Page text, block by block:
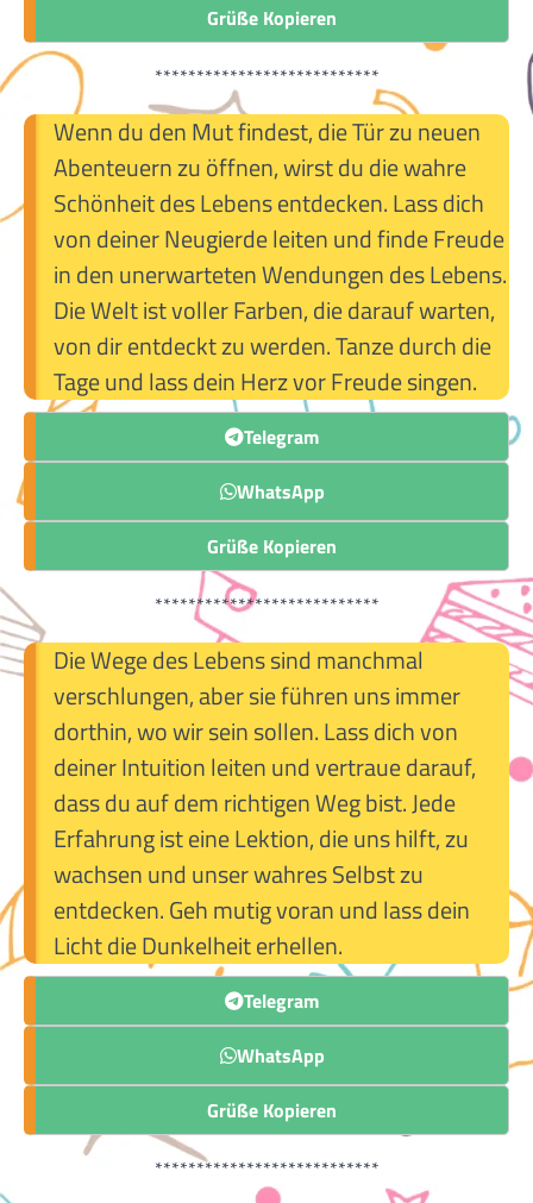
Grüße Kopieren
***************************
Wenn du den Mut findest, die Tür zu neuen
Abenteuern zu öffnen, wirst du die wahre
Schönheit des Lebens entdecken. Lass dich
von deiner Neugierde leiten und finde Freude
in den unerwarteten Wendungen des Lebens.
Die Welt ist voller Farben, die darauf warten,
von dir entdeckt zu werden. Tanze durch die
Tage und lass dein Herz vor Freude singen.
Telegram
WhatsApp
Grüße Kopieren
***************************
Die Wege des Lebens sind manchmal
verschlungen, aber sie führen uns immer
dorthin, wo wir sein sollen. Lass dich von
deiner Intuition leiten und vertraue darauf,
dass du auf dem richtigen Weg bist. Jede
Erfahrung ist eine Lektion, die uns hilft, zu
wachsen und unser wahres Selbst zu
entdecken. Geh mutig voran und lass dein
Licht die Dunkelheit erhellen.
Telegram
WhatsApp
Grüße Kopieren
***************************